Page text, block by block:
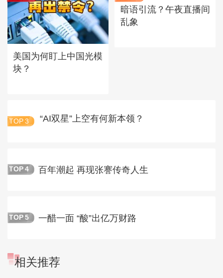
美国为何盯上中国光模
块？
暗语引流？午夜直播间
乱象
TOP 3 “AI双星”上空有何新本领？
TOP 4 百年潮起 再现张謇传奇人生
TOP 5 一醋一面 “酸”出亿万财路
相关推荐